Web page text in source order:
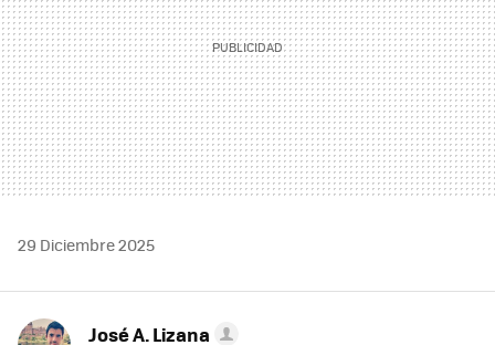
29 Diciembre 2025
José A. Lizana